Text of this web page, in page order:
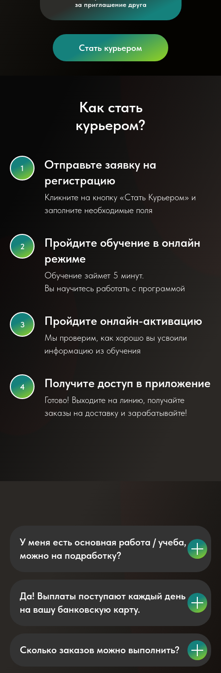
за приглашение друга
Стать курьером
Как стать
курьером?
Отправьте заявку на
регистрацию
Кликните на кнопку «Стать Курьером» и
заполните необходимые поля
Пройдите обучение в онлайн
режиме
Обучение займет 5 минут.
Вы научитесь работать с программой
Пройдите онлайн-активацию
Мы проверим, как хорошо вы усвоили
информацию из обучения
Получите доступ в приложение
Готово! Выходите на линию, получайте
заказы на доставку и зарабатывайте!
У меня есть основная работа / учеба,
можно на подработку?
Да! Выплаты поступают каждый день
на вашу банковскую карту.
Сколько заказов можно выполнить?